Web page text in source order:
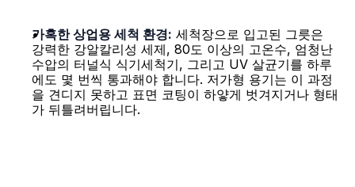
가혹한 상업용 세척 환경: 세척장으로 입고된 그릇은
강력한 강알칼리성 세제, 80도 이상의 고온수, 엄청난
수압의 터널식 식기세척기, 그리고 UV 살균기를 하루
에도 몇 번씩 통과해야 합니다. 저가형 용기는 이 과정
을 견디지 못하고 표면 코팅이 하얗게 벗겨지거나 형태
가 뒤틀려버립니다.